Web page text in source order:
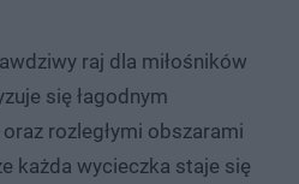
raj dla miłośników
się łagodnym
rozległymi obszarami
każda wycieczka staje się